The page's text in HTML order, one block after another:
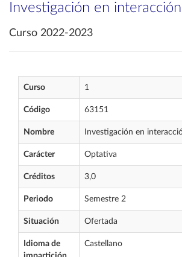
Investigación en
Curso 2022-2023
Curso 1
Código 63151
Nombre Investigación en
Carácter Optativa
Créditos 3,0
Periodo Semestre 2
Situación Ofertada
Idioma de
Castellano